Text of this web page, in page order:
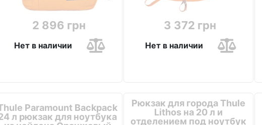
2 896 грн
Нет в наличии
3 372 грн
Нет в наличии
Paramount Backpack
л рюкзак для ноутбука
Рюкзак для города Thule
Lithos на 20 л и
отделением под ноутбук